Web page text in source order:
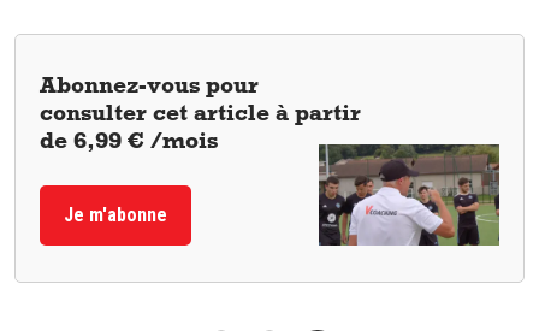
Abonnez-vous pour
consulter cet article à partir
de 6,99 € /mois
Je m'abonne